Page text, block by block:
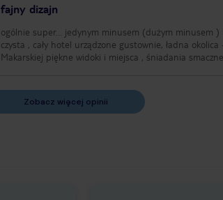
fajny dizajn
ogólnie super... jedynym minusem (dużym minusem )
czysta , cały hotel urządzone gustownie, ładna okolica - ale ogólnie polecam dolne rejony chorwacji okolice
Makarskiej piękne widoki i miejsca , śniadania smaczne
Zobacz więcej opinii